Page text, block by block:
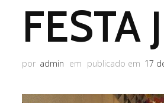
FESTA
por admin em publicado em 17